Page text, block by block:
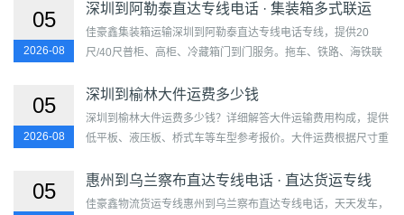
05
2026-08
深圳到阿勒泰直达专线电话 · 集装箱多式联运
佳豪鑫集装箱运输深圳到阿勒泰直达专线电话专线，提供20
尺/40尺普柜、高柜、冷藏箱门到门服务。拖车、铁路、海铁联
铁路...
05
2026-08
深圳到榆林大件运费多少钱
深圳到榆林大件运费多少钱？详细解答大件运输费用构成，提供
低平板、液压板、桥式车等车型参考报价。大件运费根据尺寸重
报...
05 惠州到乌兰察布直达专线电话 · 直达货运专线
佳豪鑫物流货运专线惠州到乌兰察布直达专线电话，天天发车，